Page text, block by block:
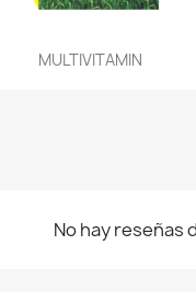
Vista rápida
MULTIVITAMIN
No hay reseñas